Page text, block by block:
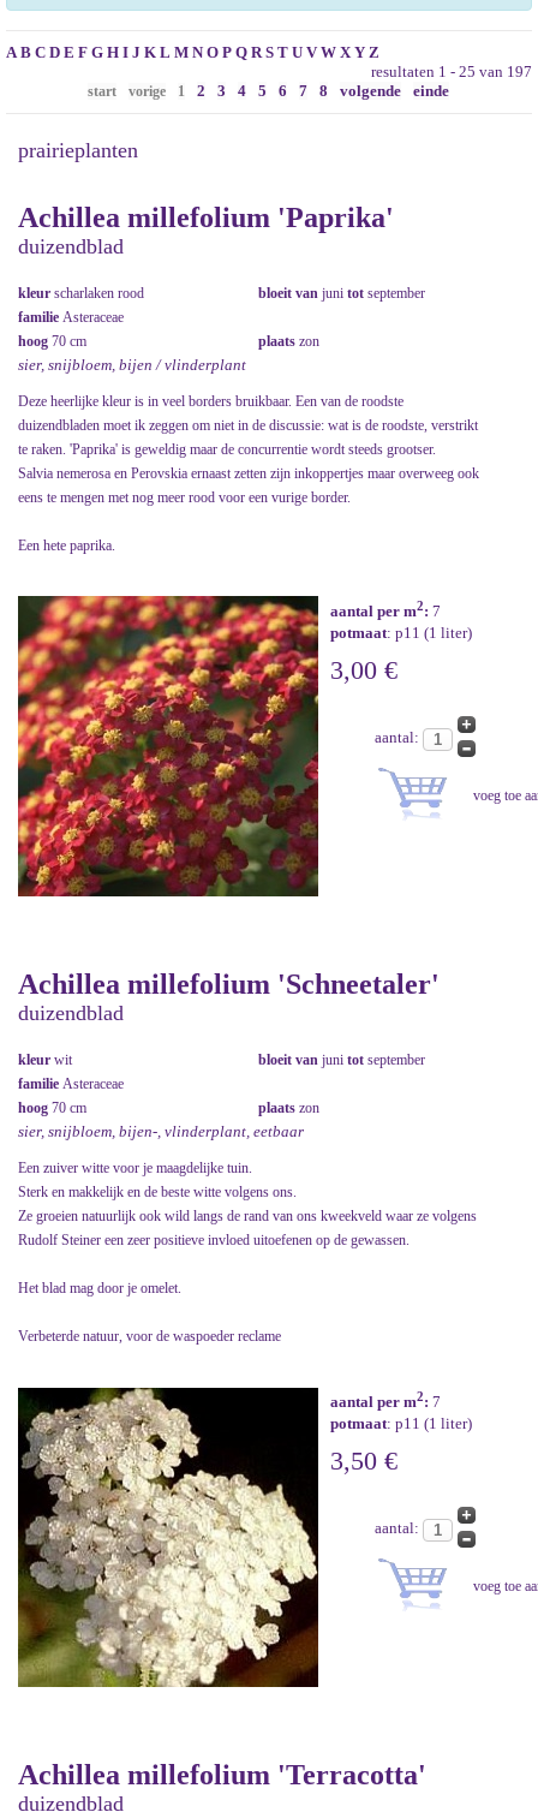
A B C D E F G H I J K L M N O P Q R S T U V W X Y Z
resultaten 1 - 25 van 197
start vorige 1 2 3 4 5 6 7 8 volgende einde
prairieplanten
Achillea millefolium 'Paprika'
duizendblad
kleur scharlaken rood bloeit van juni tot september
familie Asteraceae
hoog 70 cm plaats zon
sier, snijbloem, bijen / vlinderplant
Deze heerlijke kleur is in veel borders bruikbaar. Een van de roodste
duizendbladen moet ik zeggen om niet in de discussie: wat is de roodste, verstrikt
te raken. 'Paprika' is geweldig maar de concurrentie wordt steeds grootser.
Salvia nemerosa en Perovskia ernaast zetten zijn inkoppertjes maar overweeg ook
eens te mengen met nog meer rood voor een vurige border.
Een hete paprika.
aantal per m2: 7
potmaat: p11 (1 liter)
3,00 €
aantal:
Achillea millefolium 'Schneetaler'
duizendblad
kleur wit bloeit van juni tot september
familie Asteraceae
hoog 70 cm plaats zon
sier, snijbloem, bijen-, vlinderplant, eetbaar
Een zuiver witte voor je maagdelijke tuin.
Sterk en makkelijk en de beste witte volgens ons.
Ze groeien natuurlijk ook wild langs de rand van ons kweekveld waar ze volgens
Rudolf Steiner een zeer positieve invloed uitoefenen op de gewassen.
Het blad mag door je omelet.
Verbeterde natuur, voor de waspoeder reclame
aantal per m2: 7
potmaat: p11 (1 liter)
3,50 €
aantal:
Achillea millefolium 'Terracotta'
duizendblad